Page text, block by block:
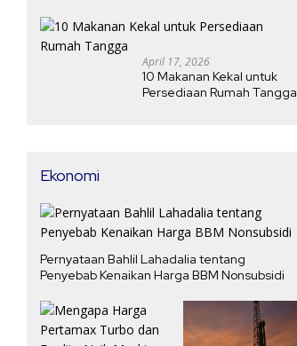
April 17, 2026
10 Makanan Kekal untuk
Persediaan Rumah Tangga
Ekonomi
Pernyataan Bahlil Lahadalia tentang
Penyebab Kenaikan Harga BBM Nonsubsidi